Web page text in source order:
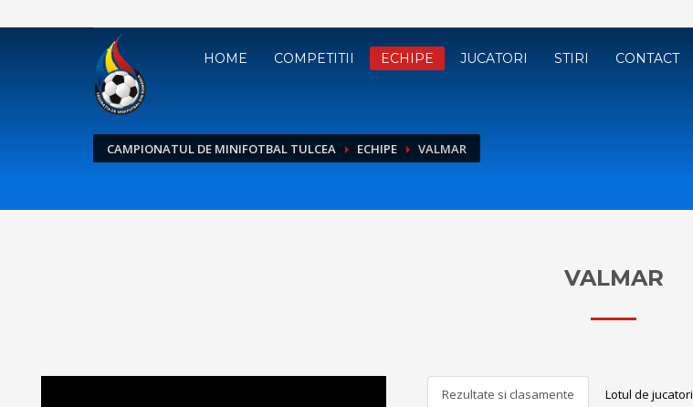
HOME COMPETITII ECHIPE JUCATORI STIRI CONTACT
CAMPIONATUL DE MINIFOTBAL TULCEA ECHIPE VALMAR
VALMAR
Rezultate si clasamente Lotul de jucatori